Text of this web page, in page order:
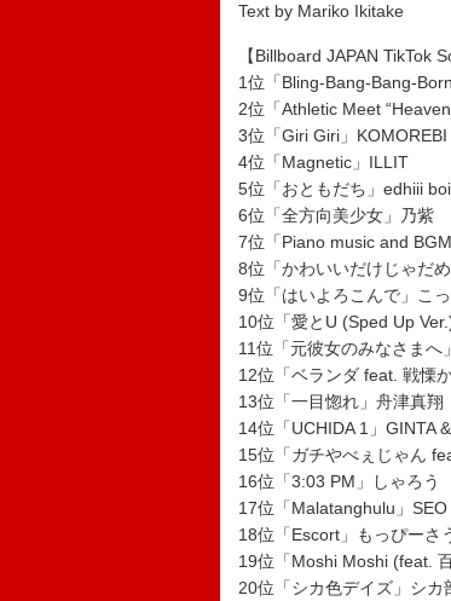
Text by Mariko Ikitake
【Billboard JAPAN TikTok
1位「Bling-Bang-Bang-
2位「Athletic Meet
3位「Giri Giri」KOMOREBI
4位「Magnetic」ILLIT
5位「おともだち」edhiii boi
6位「全方向美少女」乃紫
7位「Piano music and
8位「かわいいだけじゃだ
9位「はいよろこんで」こ
10位「愛とU (Sped Up
11位「元彼女のみなさまへ
12位「ベランダ feat. 戦慄
13位「一目惚れ」舟津真翔
14位「UCHIDA 1」GINTA
15位「ガチやべぇじゃん
16位「3:03 PM」しゃろう
17位「Malatanghulu」SEO
18位「Escort」もっぴーさ
19位「Moshi Moshi (feat.
20位「シカ色デイズ」シ